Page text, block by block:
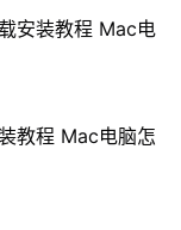
安装教程 Mac电
教程 Mac电脑怎